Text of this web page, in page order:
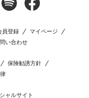
員登録
マイページ
い合わせ
保険勧誘方針
ャルサイト